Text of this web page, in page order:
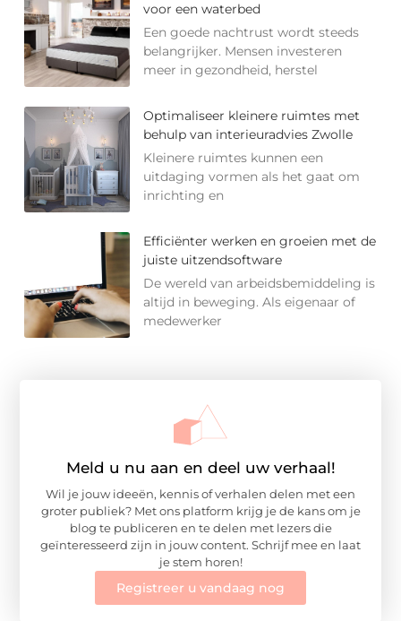
voor een waterbed
Een goede nachtrust wordt steeds
belangrijker. Mensen investeren
meer in gezondheid, herstel
Optimaliseer kleinere ruimtes met
behulp van interieuradvies Zwolle
Kleinere ruimtes kunnen een
uitdaging vormen als het gaat om
inrichting en
Efficiënter werken en groeien met de
juiste uitzendsoftware
De wereld van arbeidsbemiddeling is
altijd in beweging. Als eigenaar of
medewerker
Meld u nu aan en deel uw verhaal!
Wil je jouw ideeën, kennis of verhalen delen met een
groter publiek? Met ons platform krijg je de kans om je
blog te publiceren en te delen met lezers die
geïnteresseerd zijn in jouw content. Schrijf mee en laat
je stem horen!
Registreer u vandaag nog